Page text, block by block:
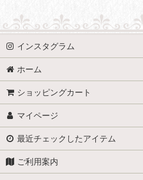
インスタグラム
ホーム
ショッピングカート
マイページ
最近チェックしたアイテム
ご利用案内